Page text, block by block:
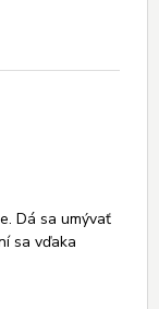
Dá sa umývať
sa vďaka